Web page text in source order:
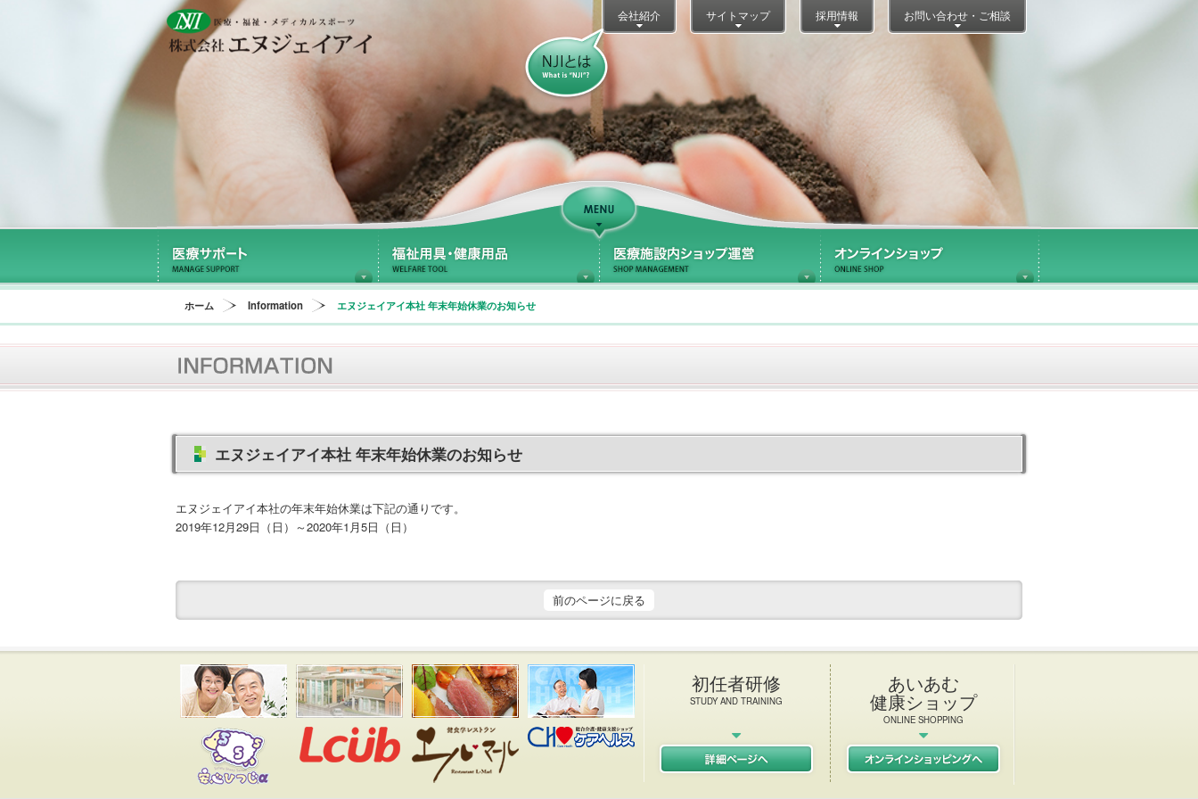
NJIとは？
会社紹介 サイトマップ 採用情報 お問い合わせ・ご相談
Support
医療サポート 福祉用具・健康用品 医療施設内ショップ運営
ホーム Information エヌジェイアイ本社 年末年始休業のお知らせ
Information
エヌジェイアイ本社 年末年始休業のお知らせ
エヌジェイアイ本社の年末年始休業は下記の通りです。
2019年12月29日（日）～2020年1月5日（日）
前のページに戻る
安心ひつじ 健院 エルキューブ L-CUBイタリアン＆フレンチレストラン エルマール L-MARL Italian & French restaurant
初任者研修
STUDY AND TRAINING
初任者研修
あいあむ
健康ショップ
ONLINE SHOPPING
あいあむ健康ショップ